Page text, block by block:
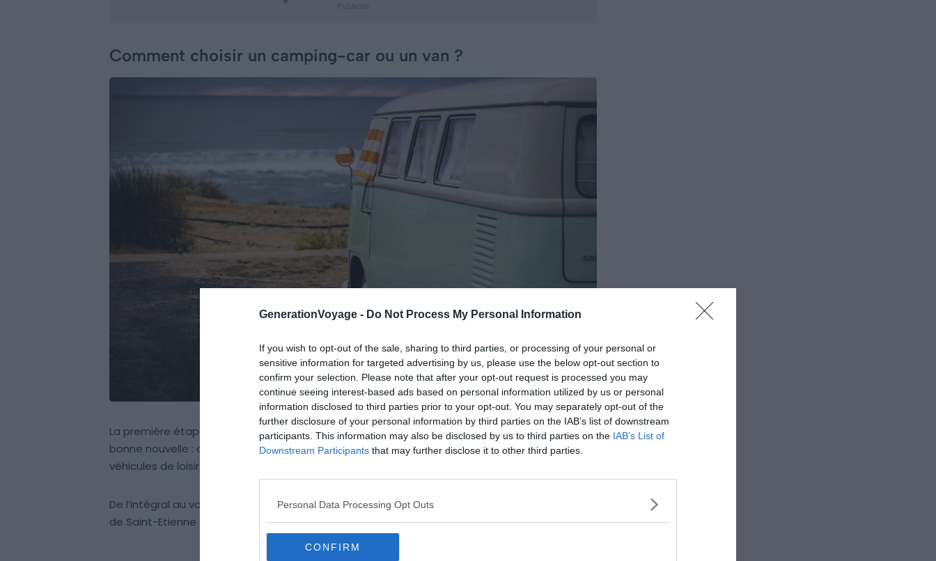
GenerationVoyage - Do Not Process My Personal Information
If you wish to opt-out of the sale, sharing to third parties, or processing of your personal or
sensitive information for targeted advertising by us, please use the below opt-out section to
confirm your selection. Please note that after your opt-out request is processed you may
continue seeing interest-based ads based on personal information utilized by us or personal
information disclosed to third parties prior to your opt-out. You may separately opt-out of the
further disclosure of your personal information by third parties on the IAB’s list of downstream
participants. This information may also be disclosed by us to third parties on the IAB’s List of
Downstream Participants that may further disclose it to other third parties.
Personal Data Processing Opt Outs
CONFIRM
Comment choisir un camping-car ou un van ?
La première étape pour un séjour réussi est de louer un véhicule adapté à son voyage ! Et
bonne nouvelle : avec un simplepermis B, il vous est possible de louer tous les types de
véhicules de loisirs, à condition que leur PTAC soit inférieur à 3,5 T.
De l’intégral au van, voici quatre types de camping-cars que vous pouvez louer dans la région
de Saint-Etienne et conduire avec un permis B en poche :